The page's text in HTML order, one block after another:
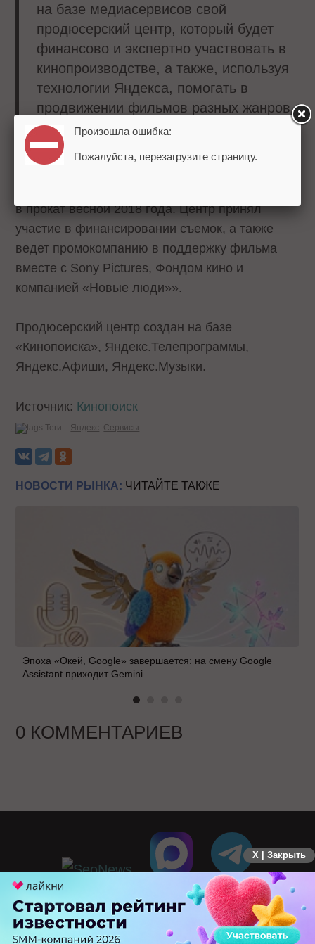
на базе медиасервисов свой
продюсерский центр, который будет
финансово и экспертно участвовать в
кинопроизводстве, а также, используя
технологии Яндекса, помогать в
продвижении фильмов разных жанров.
Первым опытом нового продюсерского центра
стало участие в съемках фильма «Черновик»
в прокат весной 2018 года. Центр принял
участие в финансировании съемок, а также
ведет промокомпанию в поддержку фильма
вместе с Sony Pictures, Фондом кино и
компанией «Новые люди»».
Продюсерский центр создан на базе
«Кинопоиска», Яндекс.Телепрограммы,
Яндекс.Афиши, Яндекс.Музыки.
Источник: Кинопоиск
Теги: Яндекс Сервисы
НОВОСТИ РЫНКА: ЧИТАЙТЕ ТАКЖЕ
Эпоха «Окей, Google» завершается: на смену Google
Assistant приходит Gemini
0 КОММЕНТАРИЕВ
X | Закрыть
ПЕРЕЙТИ НА ПОЛНУЮ ВЕРСИЮ
© SEOnews.ru Все права защищены. 2026
Произошла ошибка:
Пожалуйста, перезагрузите страницу.